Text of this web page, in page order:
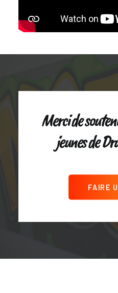
Merci de
jeunes de
FAIRE